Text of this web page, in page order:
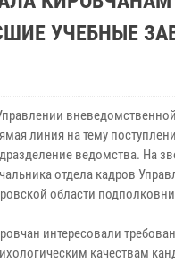
УЧЕБНЫЕ
линия на тему
ведомства. На
отдела кадров
области
интересовали
качествам